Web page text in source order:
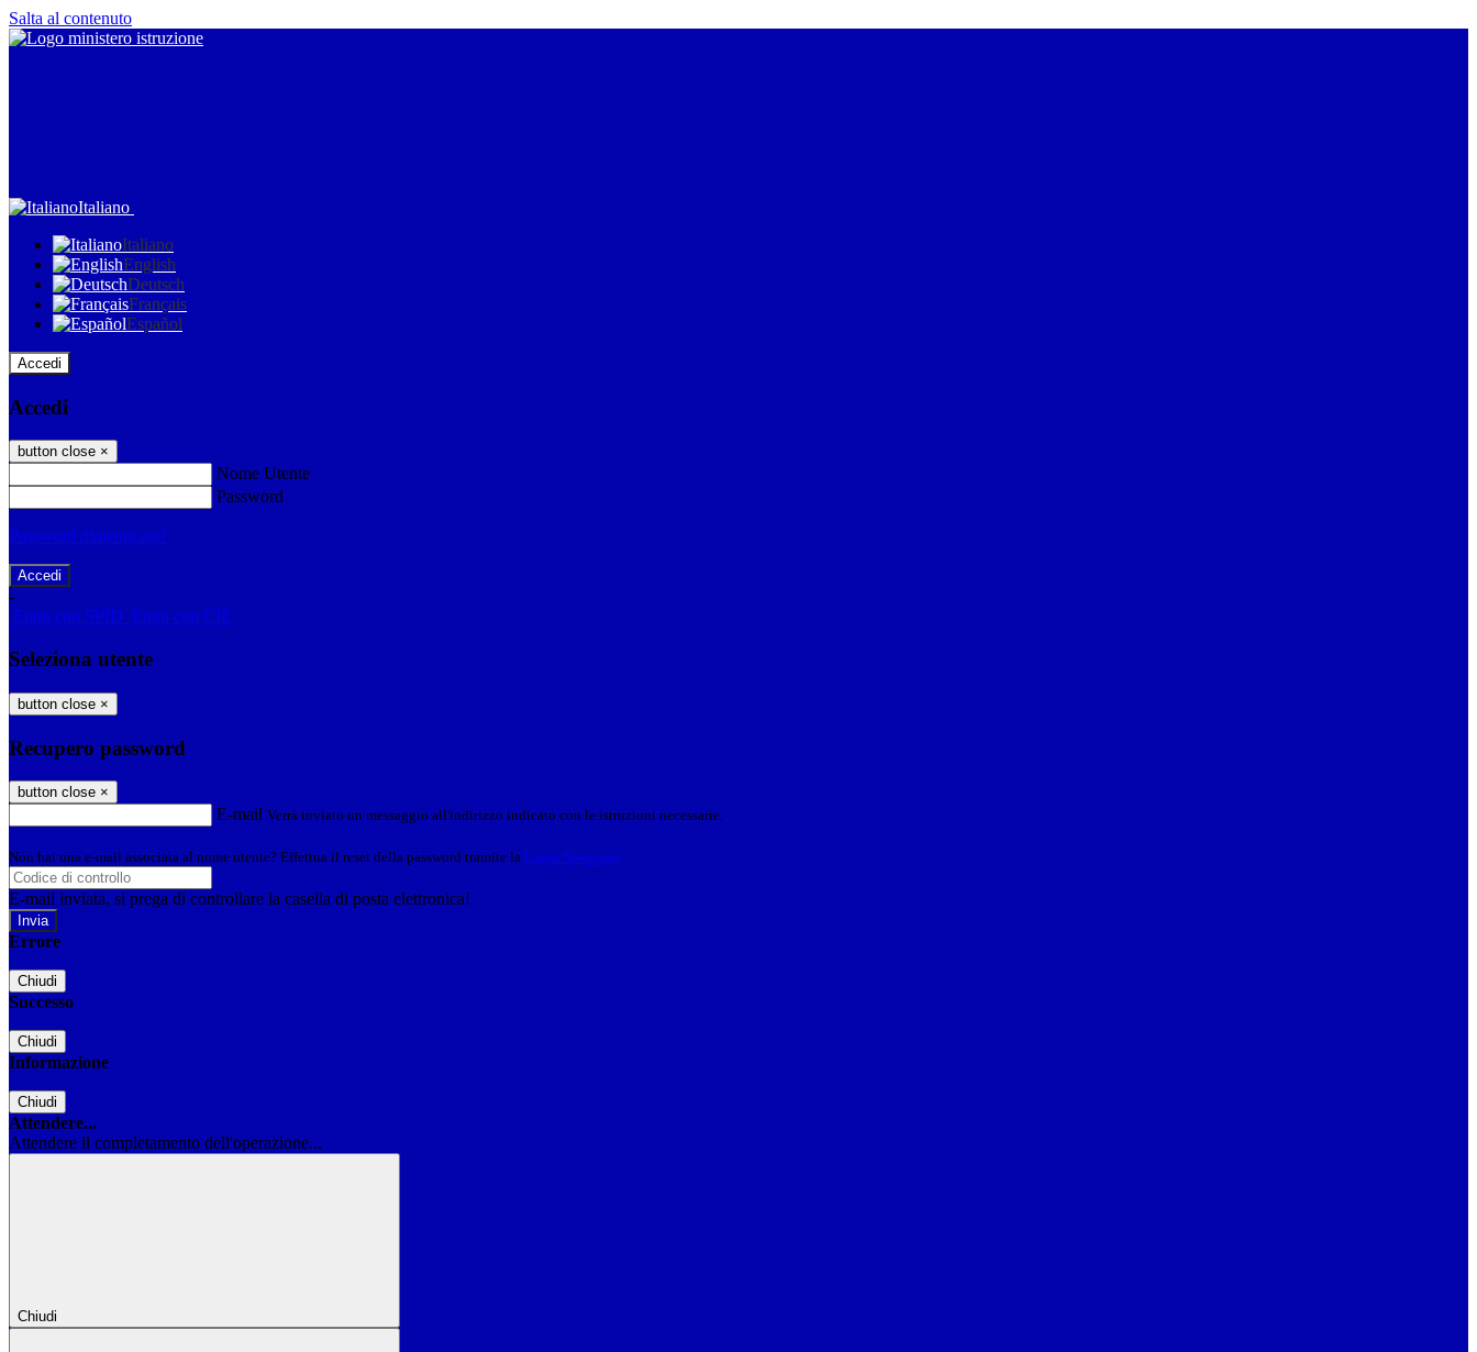
Salta al contenuto
Italiano
Italiano
English
Deutsch
Français
Español
Accedi
Accedi
button close ×
Nome Utente
Password
Password dimenticata?
-
Entra con SPID Entra con CIE
Seleziona utente
button close ×
Recupero password
button close ×
E-mail Verrà inviato un messaggio all'indirizzo indicato con le istruzioni necessarie.
Non hai una e-mail associata al nome utente? Effettua il reset della password tramite la Login Spaggiari
E-mail inviata, si prega di controllare la casella di posta elettronica!
Errore
Chiudi
Successo
Chiudi
Informazione
Chiudi
Attendere...
Attendere il completamento dell'operazione...
Chiudi